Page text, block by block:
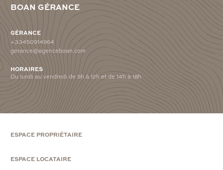
BOAN GÉRANCE
GÉRANCE
+33450914964
gerance@agenceboan.com
HORAIRES
Du lundi au vendredi de 9h à 12h et de 14h à 18h
ESPACE PROPRIÉTAIRE
ESPACE LOCATAIRE